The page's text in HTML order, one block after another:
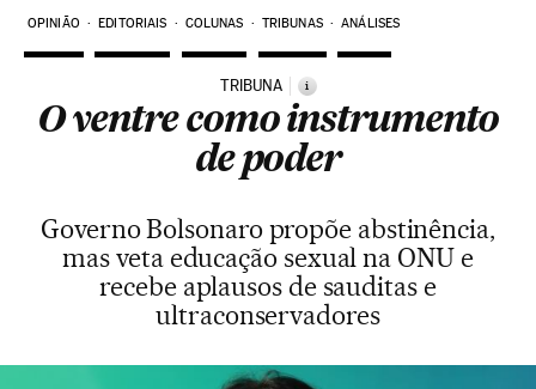
OPINIÃO EDITORIAIS COLUNAS TRIBUNAS ANÁLISES
TRIBUNA i
O ventre como instrumento
de poder
Governo Bolsonaro propõe abstinência,
mas veta educação sexual na ONU e
recebe aplausos de sauditas e
ultraconservadores